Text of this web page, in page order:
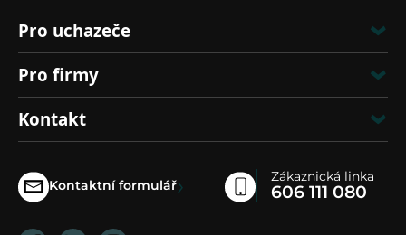
Pro uchazeče
Pro firmy
Kontakt
Kontaktní formulář› Zákaznická linka
606 111 080